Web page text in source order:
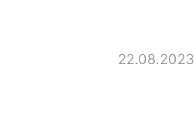
22.08.2023